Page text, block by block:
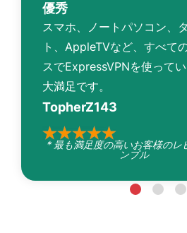
優秀
スマホ、ノートパソコン、
ト、AppleTVなど、すべて
スでExpressVPNを使ってい
大満足です。
TopherZ143
* 最も満足度の高いお客様のレ
ンプル